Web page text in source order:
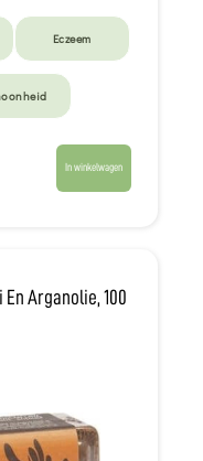
Eczeem
In winkelwagen
Arganolie, 100